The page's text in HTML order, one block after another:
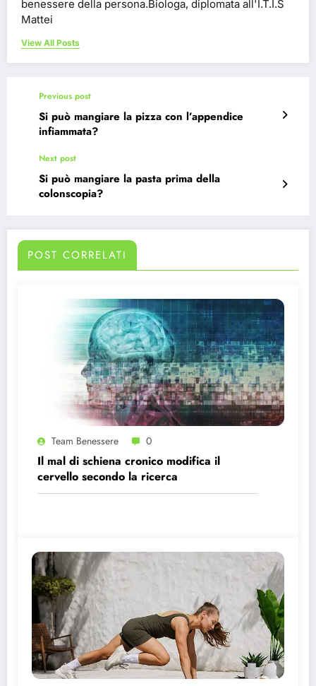
benessere della persona.Biologa, diplomata all'I.T.I.S
Mattei
View All Posts
Previous post
Si può mangiare la pizza con l’appendice
infiammata?
Next post
Si può mangiare la pasta prima della
colonscopia?
POST CORRELATI
Team Benessere 0
Il mal di schiena cronico modifica il
cervello secondo la ricerca